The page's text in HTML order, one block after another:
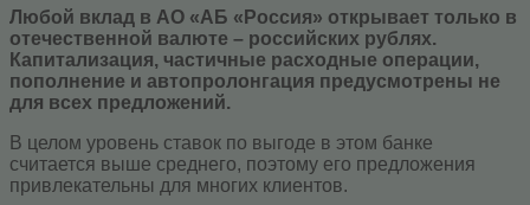
Любой вклад в АО «АБ «Россия» открывает только в
отечественной валюте – российских рублях.
Капитализация, частичные расходные операции,
пополнение и автопролонгация предусмотрены не
для всех предложений.
В целом уровень ставок по выгоде в этом банке
считается выше среднего, поэтому его предложения
привлекательны для многих клиентов.